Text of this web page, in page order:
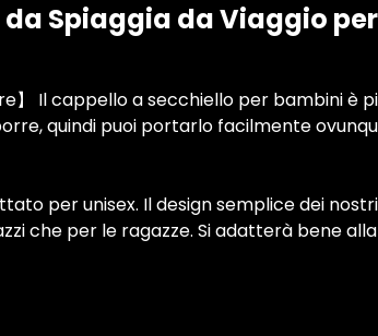
Spiaggia da Viaggio
】 Il cappello a secchiello per bambini è
quindi puoi portarlo facilmente
per unisex. Il design semplice dei
che per le ragazze. Si adatterà bene